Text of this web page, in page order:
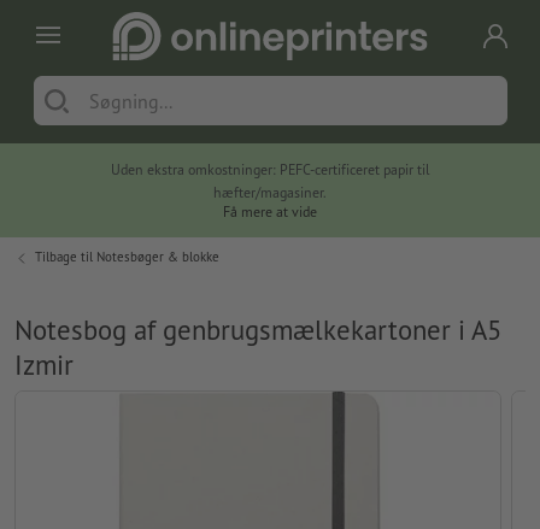
Uden ekstra omkostninger: PEFC-certificeret papir til
hæfter/magasiner.
Få mere at vide
Tilbage til Notesbøger & blokke
Notesbog af genbrugsmælkekartoner i A5
Izmir